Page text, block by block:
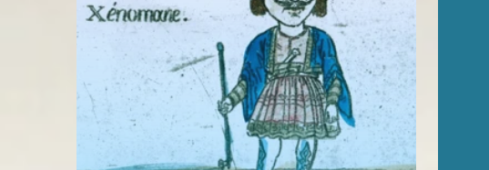
Afin de vous aider dans vos recherches
historiques, administratives ou généalogiques,
nous vous proposons des fiches d'aide portant
sur des thématiques variées.
Famille et généalogie